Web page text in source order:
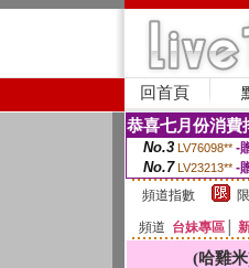
回首頁
恭喜七月份消費
No.3 LV76098** -
No.7 LV23213** -
頻道指數
頻道 台妹專區
(哈雞